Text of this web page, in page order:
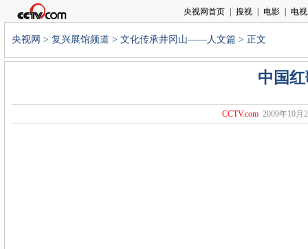
央视网 > 复兴展馆频道 > 文化传承井冈山——人文篇 > 正文
中国
CCTV.com 2009年10月